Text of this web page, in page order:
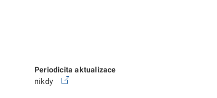
Periodicita aktualizace
nikdy